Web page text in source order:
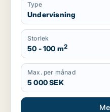
Type
Undervisning
Storlek
50 - 100 m2
Max. per månad
5 000 SEK